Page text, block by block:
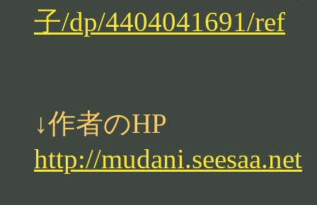
子/dp/4404041691/ref
↓作者のHP
http://mudani.seesaa.net